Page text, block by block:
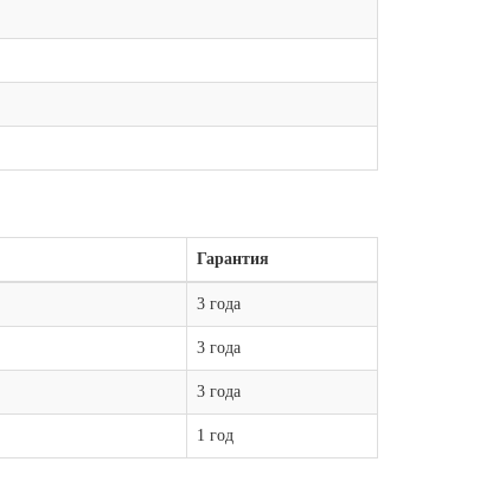
Гарантия
3 года
3 года
3 года
1 год